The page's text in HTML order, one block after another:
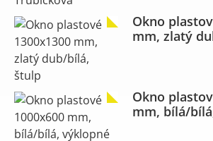
Okno
mm, zlatý
Okno
mm, bílá/